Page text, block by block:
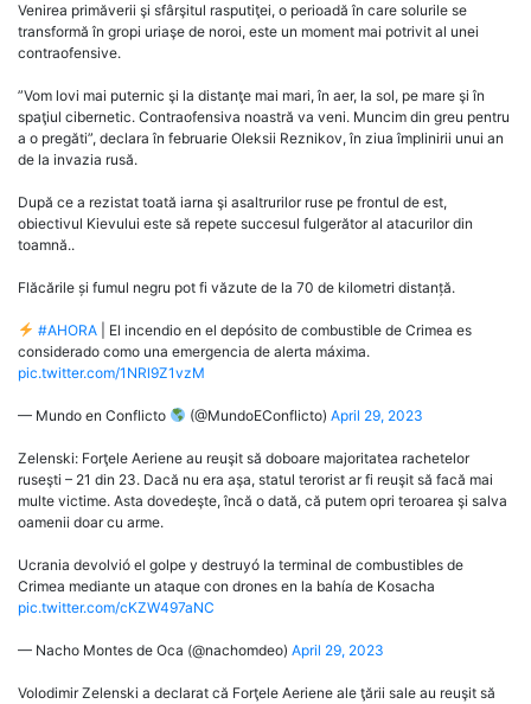
Venirea primăverii şi sfârşitul rasputiţei, o perioadă în care solurile se
transformă în gropi uriaşe de noroi, este un moment mai potrivit al unei
contraofensive.
”Vom lovi mai puternic şi la distanţe mai mari, în aer, la sol, pe mare şi în
spaţiul cibernetic. Contraofensiva noastră va veni. Muncim din greu pentru
a o pregăti”, declara în februarie Oleksii Reznikov, în ziua împlinirii unui an
de la invazia rusă.
După ce a rezistat toată iarna şi asaltrurilor ruse pe frontul de est,
obiectivul Kievului este să repete succesul fulgerător al atacurilor din
toamnă..
Flăcările și fumul negru pot fi văzute de la 70 de kilometri distanță.
#AHORA| El incendio en el depósito de combustible de Crimea es
considerado como una emergencia de alerta máxima.
pic.twitter.com/1NRl9Z1vzM
— Mundo en Conflicto (@MundoEConflicto) April 29, 2023
Zelenski: Forţele Aeriene au reuşit să doboare majoritatea rachetelor
ruseşti – 21 din 23. Dacă nu era aşa, statul terorist ar fi reuşit să facă mai
multe victime. Asta dovedeşte, încă o dată, că putem opri teroarea şi salva
oamenii doar cu arme.
Ucrania devolvió el golpe y destruyó la terminal de combustibles de
Crimea mediante un ataque con drones en la bahía de Kosacha
pic.twitter.com/cKZW497aNC
— Nacho Montes de Oca (@nachomdeo) April 29, 2023
Volodimir Zelenski a declarat că Forţele Aeriene ale ţării sale au reuşit să